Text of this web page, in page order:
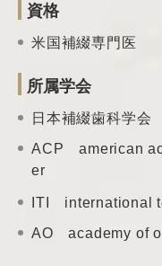
資格
米国補綴専門医
所属学会
日本補綴歯科学会
ACP american
er
ITI international
AO academy of